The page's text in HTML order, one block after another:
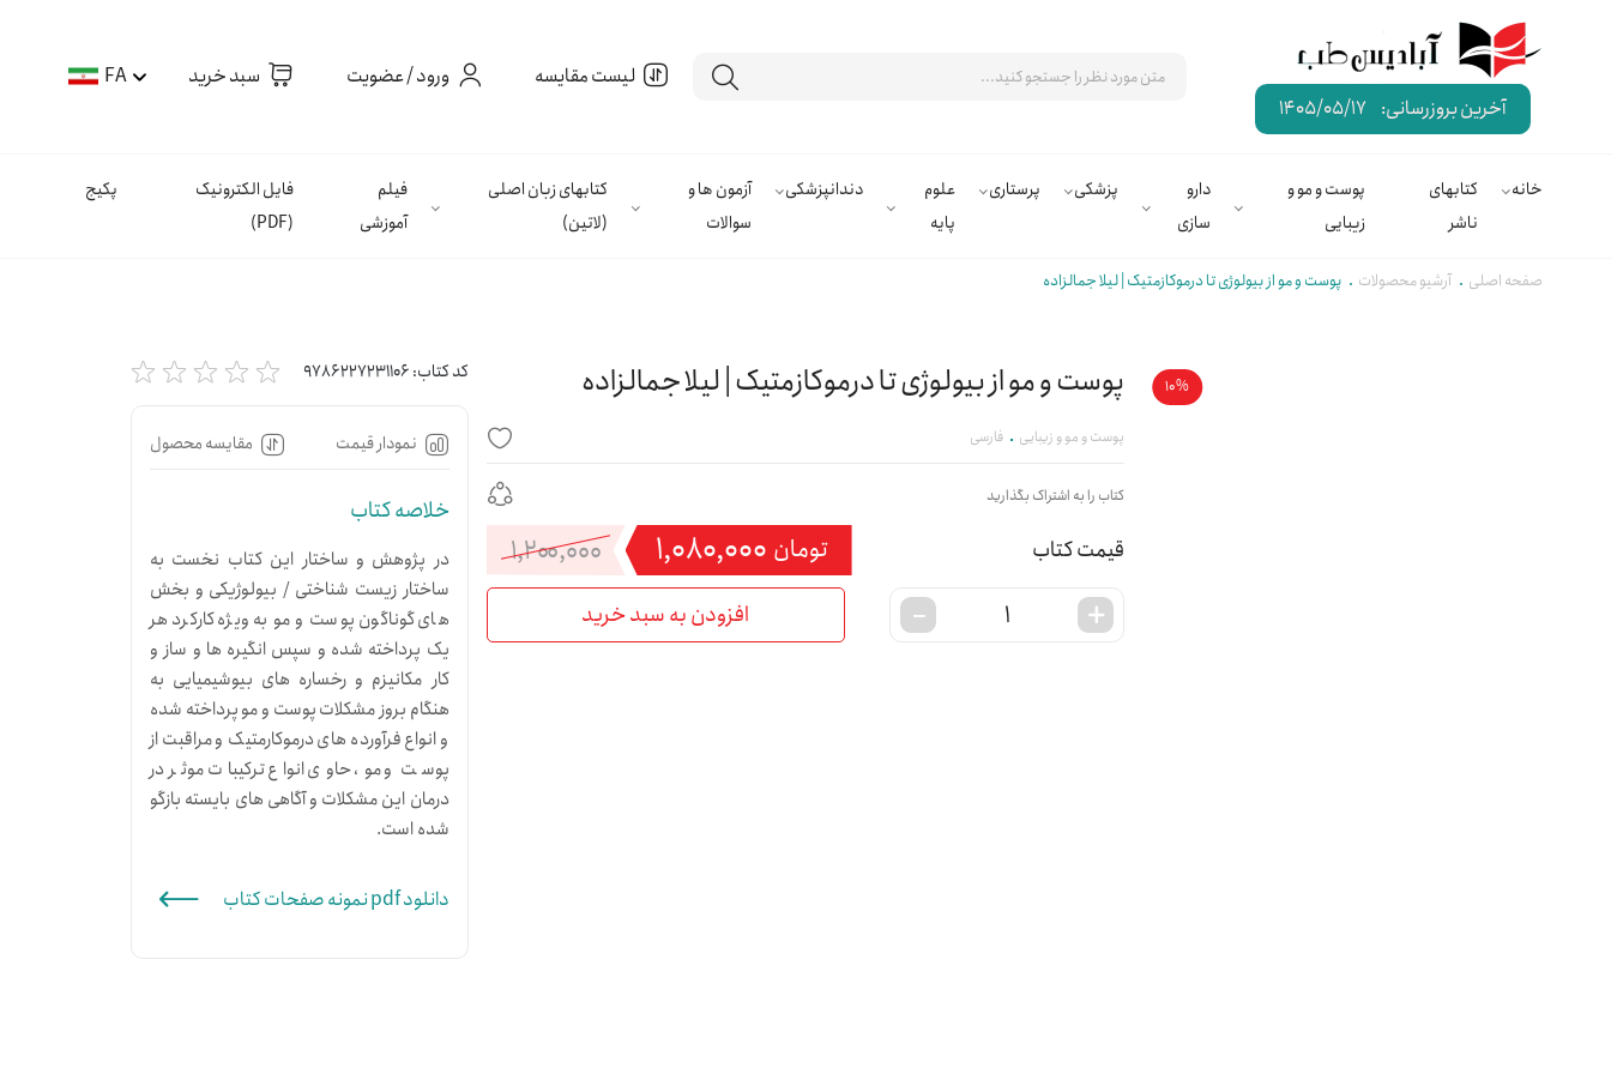
آخرین بروزرسانی: 1405/05/17
لیست مقایسه ورود / عضویت سبد خرید FA
خانه
کتابهای
ناشر
پوست و مو و
زیبایی
دارو
سازی
پزشکی پرستاری
علوم
پایه
دندانپزشکی
آزمون ها و
سوالات
کتابهای زبان اصلی
(لاتین)
فیلم
آموزشی
فایل الکترونیک
(PDF)
پکیج
صفحه اصلی آرشیو محصولات پوست و مو از بیولوژی تا درموکازمتیک | لیلا جمالزاده
10% پوست و مو از بیولوژی تا درموکازمتیک | لیلا جمالزاده
پوست و مو و زیبایی فارسی
کتاب را به اشتراک بگذارید
۱,۲۰۰,۰۰۰
قیمت
اصلی:
۱,۲۰۰,۰۰۰تومان
۱,۰۸۰,۰۰۰ تومان
قیمت
فعلی:
۱,۰۸۰,۰۰۰تومان.
افزودن به سبد خرید
کد کتاب:9786227231106
نمودار قیمت مقایسه محصول
خلاصه کتاب
در پژوهش و ساختار این کتاب نخست به
ساختار زیست شناختی / بیولوژیکی و بخش
های گوناگون پوست و مو به ویژه کارکرد هر
یک پرداخته شده و سپس انگیره ها و ساز و
کار مکانیزم و رخساره های بیوشیمیایی به
هنگام بروز مشکلات پوست و مو پرداخته شده
و انواع فرآورده های درموکارمتیک و مراقبت از
پوست و مو، حاوی انواع ترکیبات موثر در
درمان این مشکلات و آگاهی های بایسته بازگو
شده است.
دانلود pdf نمونه صفحات کتاب